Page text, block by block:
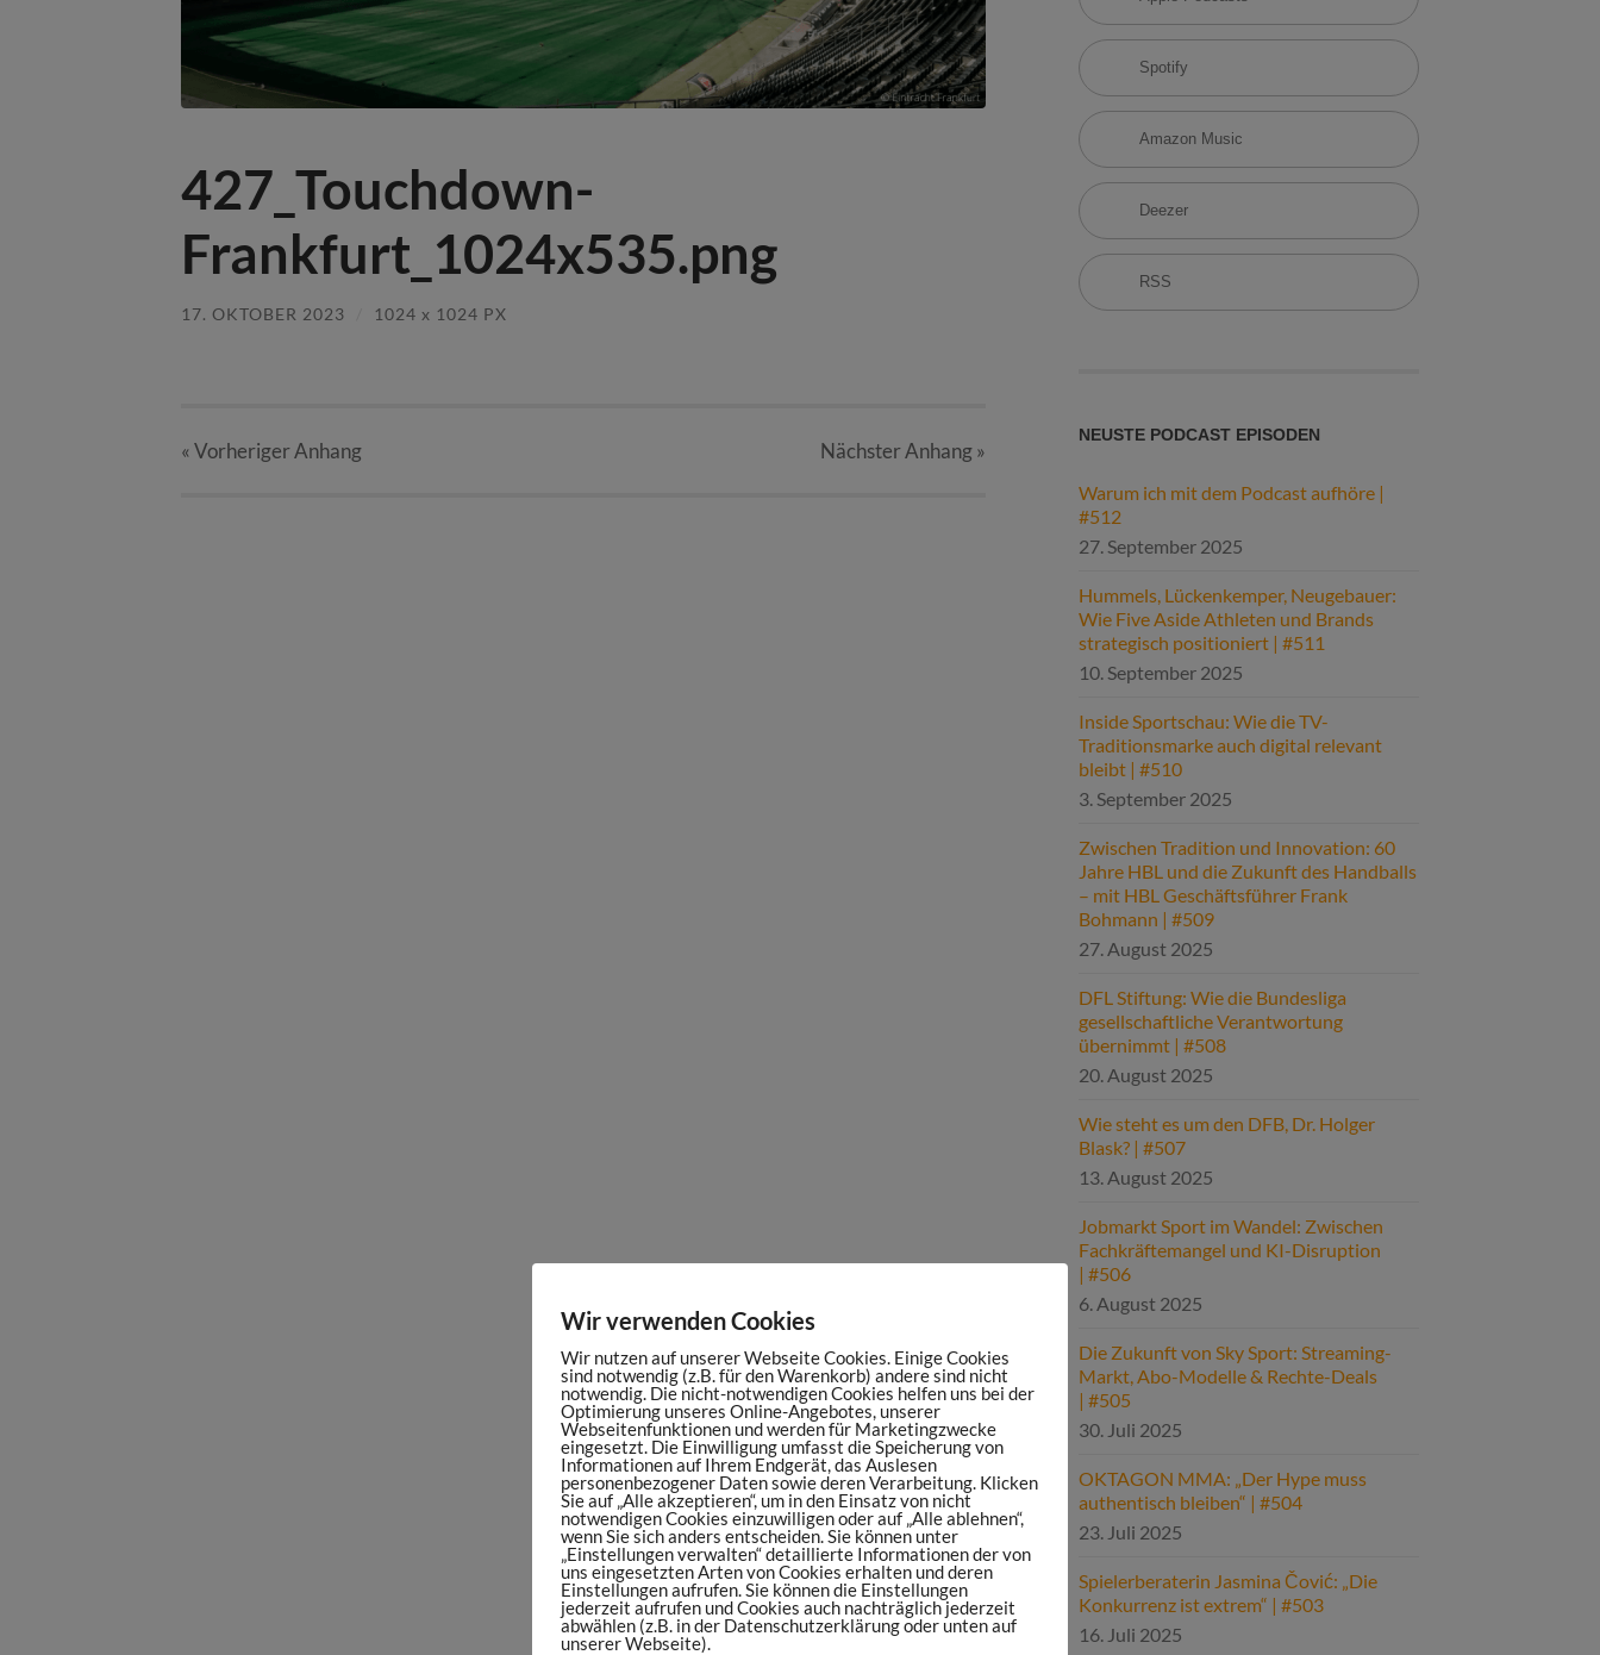
427_Touchdown-
Frankfurt_1024x535.png
17. OKTOBER 2023 1024 x 1024 PX
« VorherigerAnhang NächsterAnhang»
h
Spotify
Amazon Music
Deezer
RSS
NEUSTE PODCAST EPISODEN
Warum ich mit dem Podcast aufhöre |
#512
27. September 2025
Hummels, Lückenkemper, Neugebauer:
Wie Five Aside Athleten und Brands
strategisch positioniert | #511
10. September 2025
Inside Sportschau: Wie die TV-
Traditionsmarke auch digital relevant
bleibt | #510
3. September 2025
Zwischen Tradition und Innovation: 60
Jahre HBL und die Zukunft des Handballs
– mit HBL Geschäftsführer Frank
Bohmann | #509
27. August 2025
DFL Stiftung: Wie die Bundesliga
gesellschaftliche Verantwortung
übernimmt | #508
20. August 2025
Wie steht es um den DFB, Dr. Holger
Blask? | #507
13. August 2025
Jobmarkt Sport im Wandel: Zwischen
Fachkräftemangel und KI-Disruption
| #506
6. August 2025
Die Zukunft von Sky Sport: Streaming-
Markt, Abo-Modelle & Rechte-Deals
| #505
30. Juli 2025
OKTAGON MMA: „Der Hype muss
authentisch bleiben“ | #504
23. Juli 2025
Spielerberaterin Jasmina Čović: „Die
Konkurrenz ist extrem“ | #503
16. Juli 2025
Wir verwenden Cookies
Wir nutzen auf unserer Webseite Cookies. Einige Cookies
sind notwendig (z.B. für den Warenkorb) andere sind nicht
notwendig. Die nicht-notwendigen Cookies helfen uns bei der
Optimierung unseres Online-Angebotes, unserer
Webseitenfunktionen und werden für Marketingzwecke
eingesetzt. Die Einwilligung umfasst die Speicherung von
Informationen auf Ihrem Endgerät, das Auslesen
personenbezogener Daten sowie deren Verarbeitung. Klicken
Sie auf „Alle akzeptieren“, um in den Einsatz von nicht
notwendigen Cookies einzuwilligen oder auf „Alle ablehnen“,
wenn Sie sich anders entscheiden. Sie können unter
„Einstellungen verwalten“ detaillierte Informationen der von
uns eingesetzten Arten von Cookies erhalten und deren
Einstellungen aufrufen. Sie können die Einstellungen
jederzeit aufrufen und Cookies auch nachträglich jederzeit
abwählen (z.B. in der Datenschutzerklärung oder unten auf
unserer Webseite).